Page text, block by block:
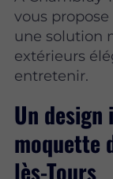
vous
une solution
extérieurs
entretenir.
Un design
moquette
lès-Tours